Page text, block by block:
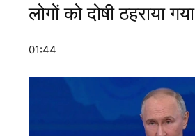
लोगों को दोषी ठहराया गया
01:44